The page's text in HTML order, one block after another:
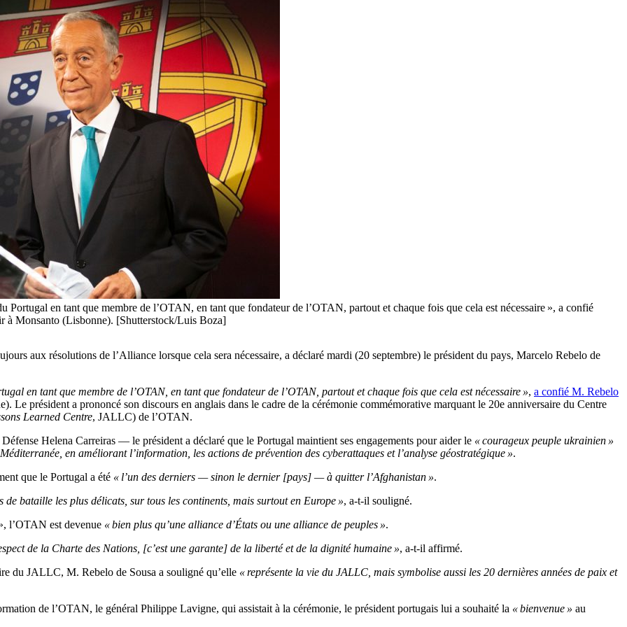
Portugal en tant que membre de l’OTAN, en tant que fondateur de l’OTAN, partout et chaque fois que cela est nécessaire », a confié
à Monsanto (Lisbonne). [Shutterstock/Luis Boza]
aux résolutions de l’Alliance lorsque cela sera nécessaire, a déclaré mardi (20 septembre) le président du pays, Marcelo Rebelo de
en tant que membre de l’OTAN, en tant que fondateur de l’OTAN, partout et chaque fois que cela est nécessaire », a confié M. Rebelo
Le président a prononcé son discours en anglais dans le cadre de la cérémonie commémorative marquant le 20e anniversaire du Centre
Learned Centre, JALLC) de l’OTAN.
Helena Carreiras — le président a déclaré que le Portugal maintient ses engagements pour aider le « courageux peuple ukrainien »
en améliorant l’information, les actions de prévention des cyberattaques et l’analyse géostratégique ».
que le Portugal a été « l’un des derniers — sinon le dernier [pays] — à quitter l’Afghanistan ».
bataille les plus délicats, sur tous les continents, mais surtout en Europe », a-t-il souligné.
l’OTAN est devenue « bien plus qu’une alliance d’États ou une alliance de peuples ».
de la Charte des Nations, [c’est une garante] de la liberté et de la dignité humaine », a-t-il affirmé.
du JALLC, M. Rebelo de Sousa a souligné qu’elle « représente la vie du JALLC, mais symbolise aussi les 20 dernières années de paix et
de l’OTAN, le général Philippe Lavigne, qui assistait à la cérémonie, le président portugais lui a souhaité la « bienvenue » au